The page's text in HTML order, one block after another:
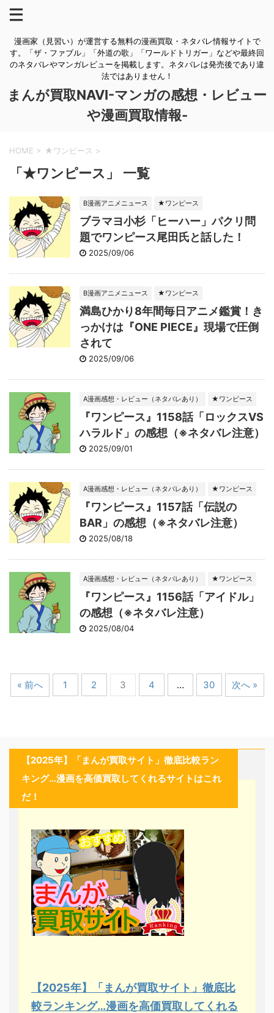
漫画家（見習い）が運営する無料の漫画買取・ネタバレ情報サイトで
す。「ザ・ファブル」「外道の歌」「ワールドトリガー」などや最終回
のネタバレやマンガレビューを掲載します。ネタバレは発売後であり違
法ではありません！
まんが買取NAVI-マンガの感想・レビュー
や漫画買取情報-
HOME > ★ワンピース >
「★ワンピース」 一覧
B漫画アニメニュース ★ワンピース
ブラマヨ小杉「ヒーハー」パクリ問
題でワンピース尾田氏と話した！
2025/09/06
B漫画アニメニュース ★ワンピース
満島ひかり8年間毎日アニメ鑑賞！き
っかけは『ONE PIECE』現場で圧倒
されて
2025/09/06
A漫画感想・レビュー（ネタバレあり） ★ワンピース
『ワンピース』1158話「ロックスVS
ハラルド」の感想（※ネタバレ注意）
2025/09/01
A漫画感想・レビュー（ネタバレあり） ★ワンピース
『ワンピース』1157話「伝説の
BAR」の感想（※ネタバレ注意）
2025/08/18
A漫画感想・レビュー（ネタバレあり） ★ワンピース
『ワンピース』1156話「アイドル」
の感想（※ネタバレ注意）
2025/08/04
« 前へ 1 2 3 4 … 30 次へ »
【2025年】「まんが買取サイト」徹底比較ラン
キング…漫画を高価買取してくれるサイトはこれ
だ！
【2025年】「まんが買取サイト」徹底比
較ランキング…漫画を高価買取してくれる